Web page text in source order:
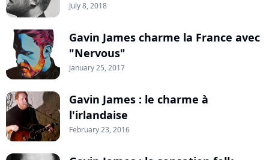
July 8, 2018
Gavin James charme la France avec
"Nervous"
January 25, 2017
Gavin James : le charme à
l'irlandaise
February 23, 2016